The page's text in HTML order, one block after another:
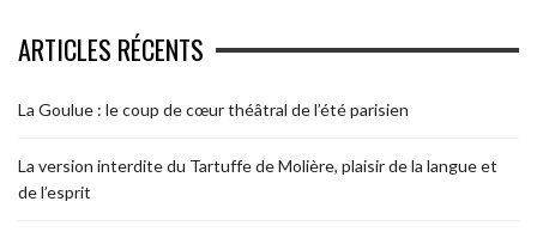
ARTICLES RÉCENTS
La Goulue : le coup de cœur théâtral de l’été parisien
La version interdite du Tartuffe de Molière, plaisir de la langue et
de l’esprit